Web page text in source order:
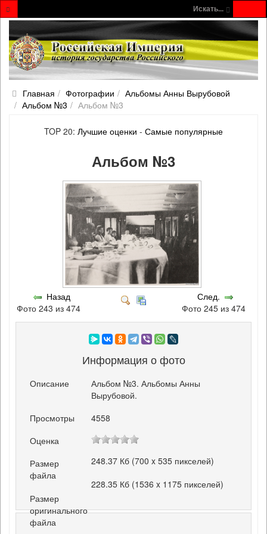
Искать...
Главная Фотографии
Альбомы Анны Вырубовой
Альбом №3
Альбом №3
TOP 20: Лучшие оценки - Самые популярные
Альбом №3
Назад
Фото 243 из 474
След.
Фото 245 из 474
Информация о фото
Описание
Альбом №3. Альбомы Анны
Вырубовой.
Просмотры
4558
Оценка
Размер
файла
248.37 Кб (700 x 535 пикселей)
Размер
оригинального
файла
228.35 Кб (1536 x 1175 пикселей)